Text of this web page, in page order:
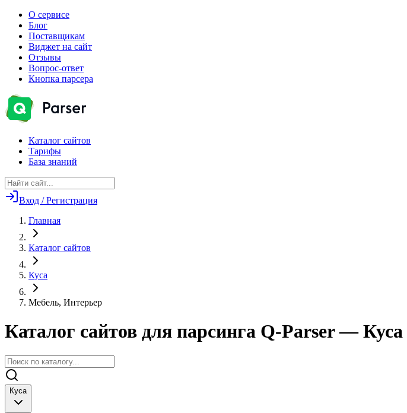
О сервисе
Блог
Поставщикам
Виджет на сайт
Отзывы
Вопрос-ответ
Кнопка парсера
Каталог сайтов
Тарифы
База знаний
Вход / Регистрация
Главная
Каталог сайтов
Куса
Мебель, Интерьер
Каталог сайтов для парсинга Q-Parser— Куса
Куса